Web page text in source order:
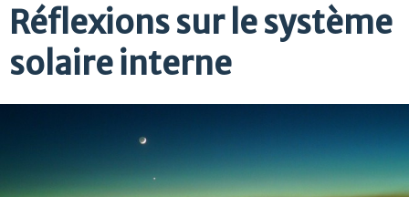
Réflexions sur le système
solaire interne